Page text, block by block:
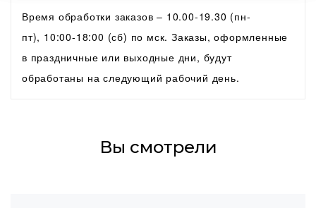
Время обработки заказов – 10.00-19.30 (пн-
пт), 10:00-18:00 (сб) по мск. Заказы, оформленные
в праздничные или выходные дни, будут
обработаны на следующий рабочий день.
Вы смотрели